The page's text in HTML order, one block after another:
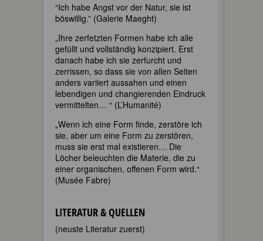
“Ich habe Angst vor der Natur, sie ist
böswillig.” (Galerie Maeght)
„Ihre zerfetzten Formen habe ich alle
gefüllt und vollständig konzipiert. Erst
danach habe ich sie zerfurcht und
zerrissen, so dass sie von allen Seiten
anders variiert aussahen und einen
lebendigen und changierenden Eindruck
vermittelten… “ (L’Humanité)
„Wenn ich eine Form finde, zerstöre ich
sie, aber um eine Form zu zerstören,
muss sie erst mal existieren… Die
Löcher beleuchten die Materie, die zu
einer organischen, offenen Form wird.“
(Musée Fabre)
LITERATUR & QUELLEN
(neuste Literatur zuerst)